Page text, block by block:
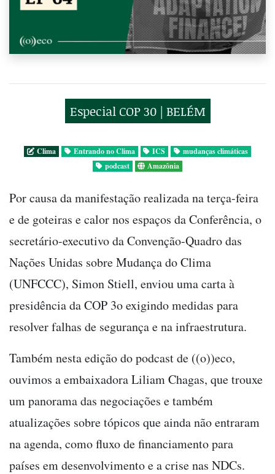
Especial COP 30 | BELÉM
Clima Entrando no Clima ICS
mudanças climáticas
podcast
Amazônia
Por causa da manifestação realizada na terça-feira
e de goteiras e calor nos espaços da Conferência, o
secretário-executivo da Convenção-Quadro das
Nações Unidas sobre Mudança do Clima
(UNFCCC), Simon Stiell, enviou uma carta à
presidência da COP 3o exigindo medidas para
resolver falhas de segurança e na infraestrutura.
Também nesta edição dopodcast de ((o))eco,
ouvimos a embaixadora Liliam Chagas, que trouxe
um panorama das negociações e também
atualizações sobre tópicos que ainda não entraram
na agenda, como fluxo de financiamento para
países em desenvolvimento e a crise nas NDCs.